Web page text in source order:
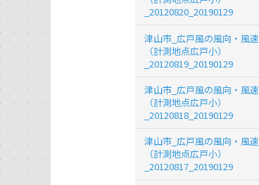
_20120820_20190129
津山市_広戸風の風向・風速
（計測地点広戸小）
_20120819_20190129
津山市_広戸風の風向・風速
（計測地点広戸小）
_20120818_20190129
津山市_広戸風の風向・風速
（計測地点広戸小）
_20120817_20190129